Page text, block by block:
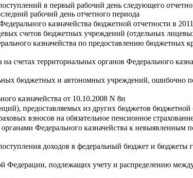
в первый рабочий день следующего
рабочий день отчетного периода
казначейства бюджетной отчетности в
счетов бюджетных учреждений (отдельных
казначейства по предоставлению бюджетных
счетах территориальных органов Федерального
бюджетных и автономных учреждений, ошибочно
казначейства от 10.10.2008 N 8н
предоставляемых из других бюджетов
взносов на обязательное пенсионное
Федерального казначейства к невыявленным
доходов в федеральный бюджет и бюджеты
Федерации, подлежащих учету и распределению